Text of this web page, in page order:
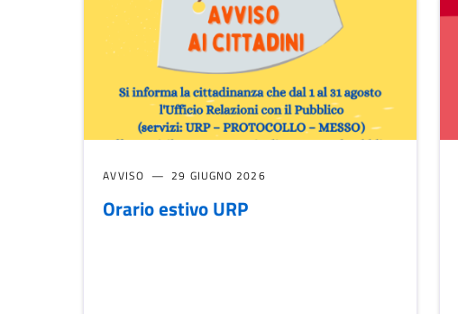
AVVISO 29 GIUGNO 2026
Orario estivo URP